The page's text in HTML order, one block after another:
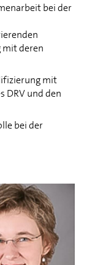
bei der
deren
mit
DRV und den
bei der